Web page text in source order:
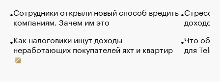
Сотрудники открыли новый способ вредить
компаниям. Зачем им это
Как налоговики ищут доходы
неработающих покупателей яхт и квартир
Стресс
доходов
Что
для